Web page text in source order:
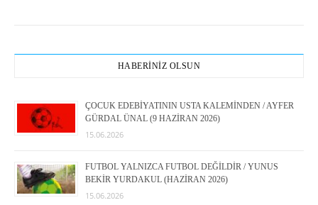
HABERİNİZ OLSUN
ÇOCUK EDEBİYATININ USTA KALEMİNDEN / AYFER
GÜRDAL ÜNAL (9 HAZİRAN 2026)
15.06.2026
FUTBOL YALNIZCA FUTBOL DEĞİLDİR / YUNUS
BEKİR YURDAKUL (HAZİRAN 2026)
15.06.2026